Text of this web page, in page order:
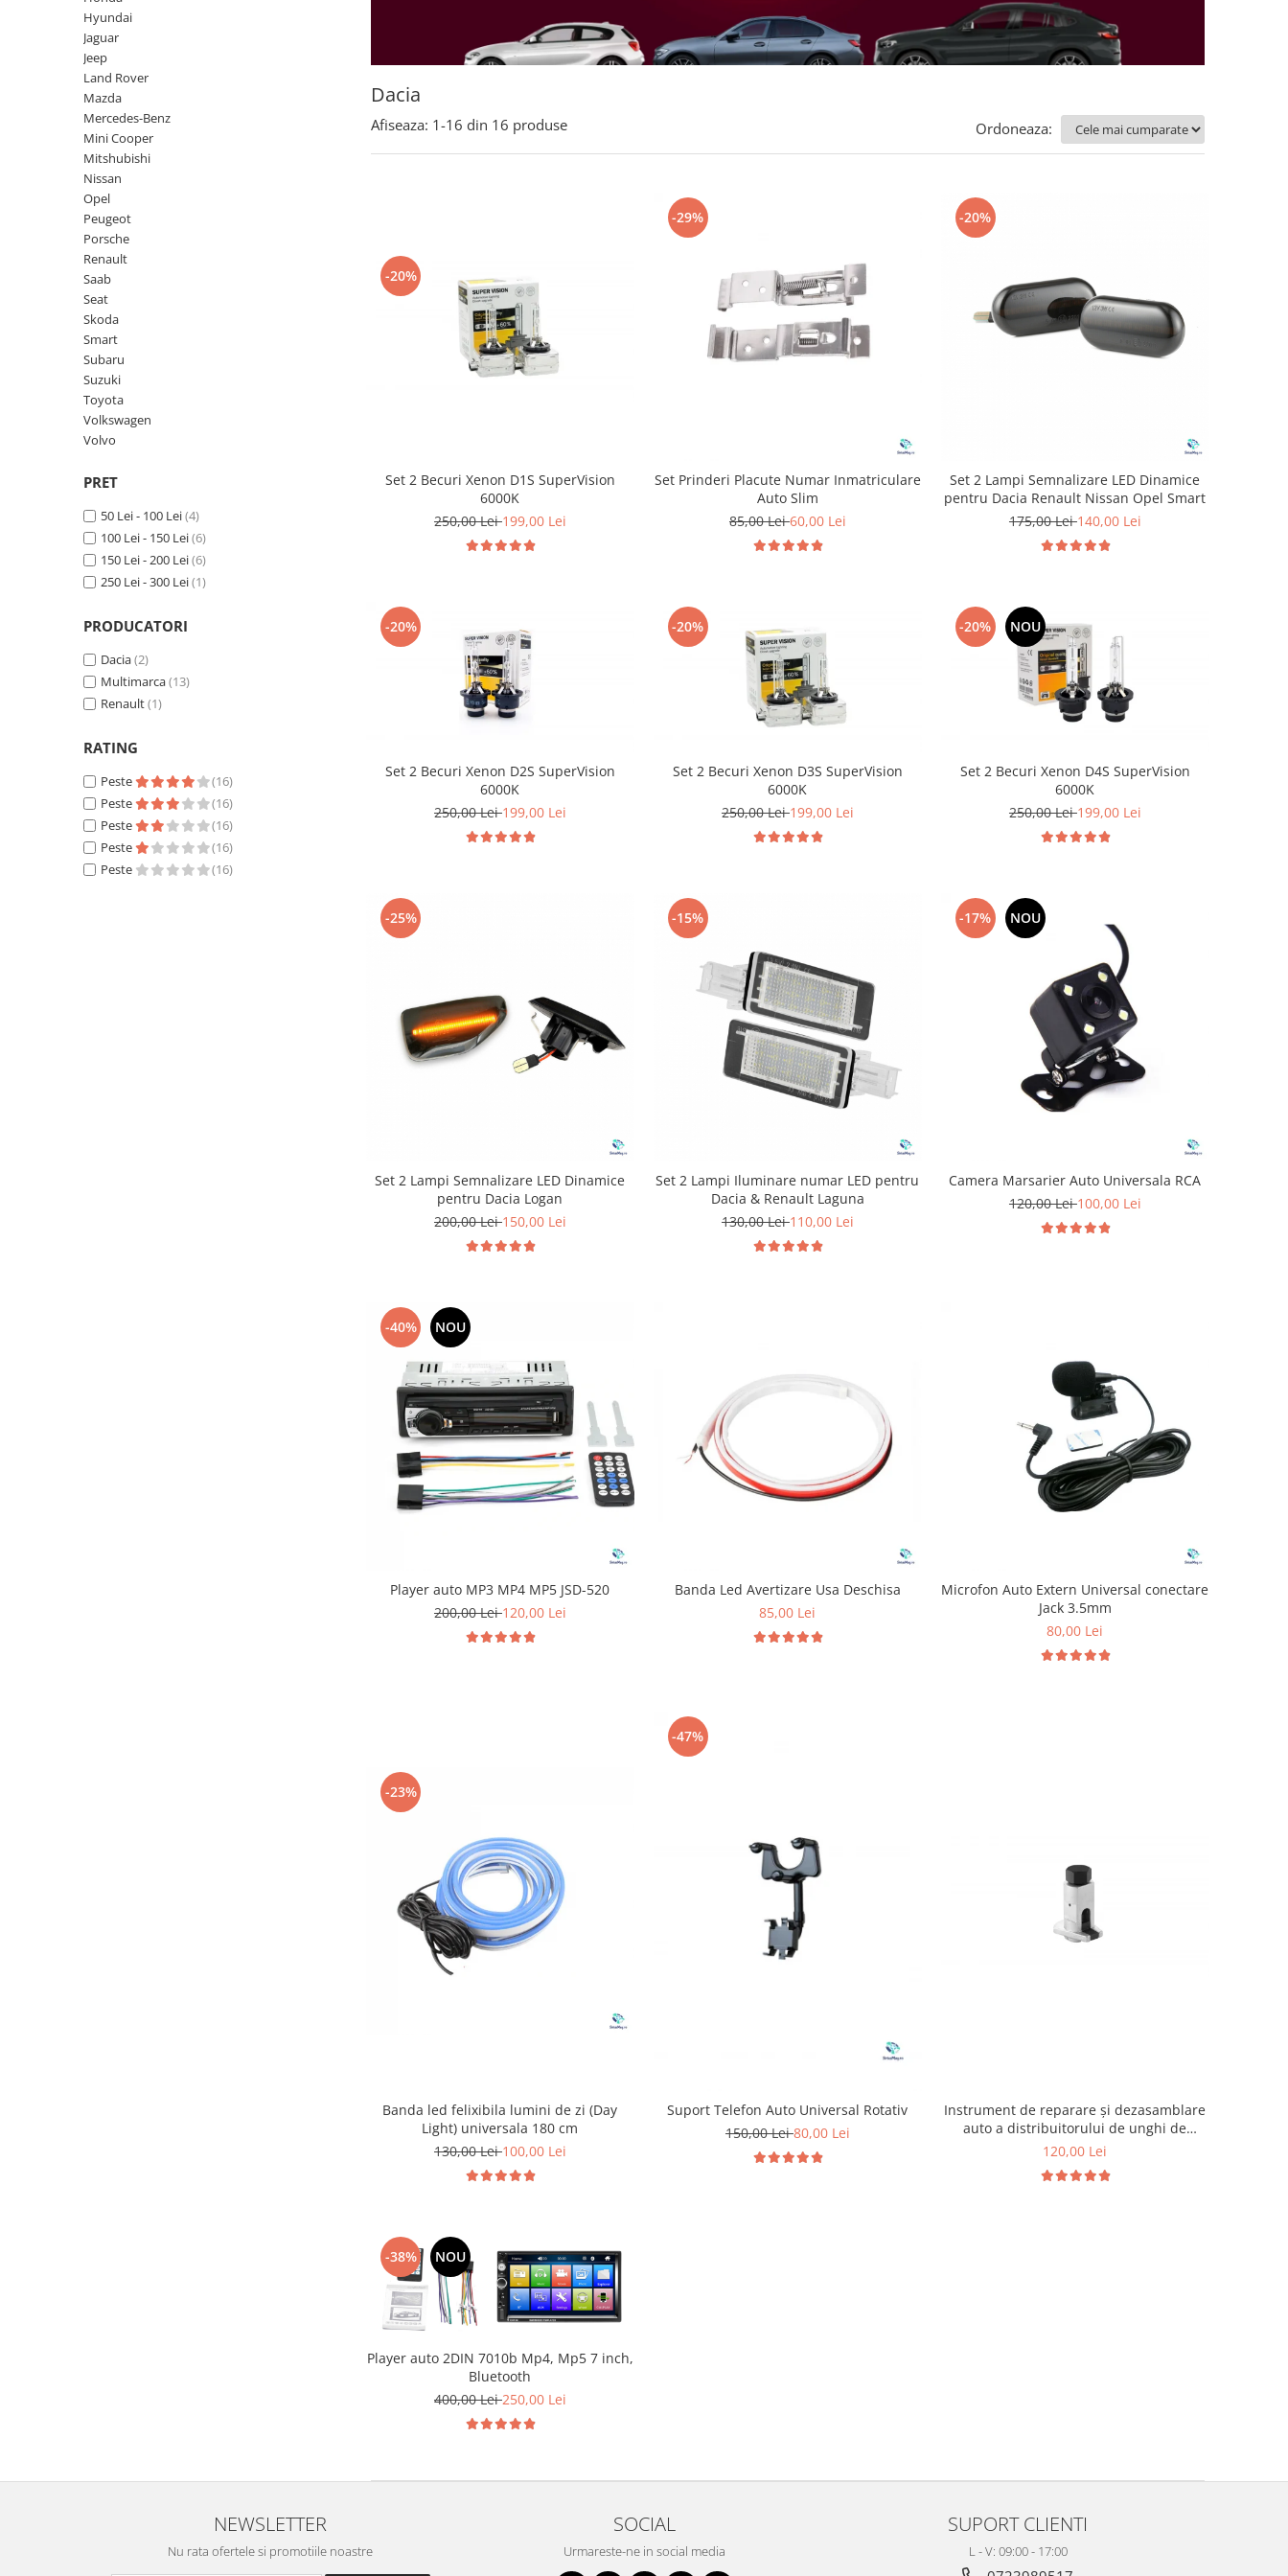
Mercedes-Benz
Mini Cooper
Mitshubishi
Volkswagen
Manson schimbator viteze
Alte accesorii
Ornamente
Piese exterior
Senzori parcare dedicati
Grile aerisire
Camere mers inapoi
Capace oglinzi
Tuning auto
Kituri reparatie
Dopuri anulare clapete admisie
Garnituri galerie admisie BMW
Kit reparatie faruri
Adaptoare auxiliare
Produse cu discount de pana la
Eleron Portbagaj
Dacia
Hyundai
Jaguar
Jeep
Land Rover
Mazda
Mercedes-Benz
Mini Cooper
Mitshubishi
Nissan
Opel
Peugeot
Porsche
Renault
Saab
Seat
Skoda
Smart
Subaru
Suzuki
Toyota
Volkswagen
Volvo
PRET
50 Lei - 100 Lei(4)
100 Lei - 150 Lei(6)
150 Lei - 200 Lei(6)
250 Lei - 300 Lei(1)
PRODUCATORI
Dacia(2)
Multimarca(13)
Renault(1)
RATING
Peste
(16)
Peste
(16)
Peste
(16)
Peste
(16)
Peste
(16)
Afiseaza: 1-16 din 16 produse Ordoneaza:
-20%
Set 2 Becuri Xenon D1S SuperVision
6000K
250,00 Lei199,00 Lei
-29%
Set Prinderi Placute Numar Inmatriculare
Auto Slim
85,00 Lei60,00 Lei
-20%
Set 2 Lampi Semnalizare LED Dinamice
pentru Dacia Renault Nissan Opel Smart
175,00 Lei140,00 Lei
-20%
Set 2 Becuri Xenon D2S SuperVision
6000K
250,00 Lei199,00 Lei
-20%
Set 2 Becuri Xenon D3S SuperVision
6000K
250,00 Lei199,00 Lei
-20% NOU
Set 2 Becuri Xenon D4S SuperVision
6000K
250,00 Lei199,00 Lei
-25%
Set 2 Lampi Semnalizare LED Dinamice
pentru Dacia Logan
200,00 Lei150,00 Lei
-15%
Set 2 Lampi Iluminare numar LED pentru
Dacia & Renault Laguna
130,00 Lei110,00 Lei
-17% NOU
Camera Marsarier Auto Universala RCA
120,00 Lei100,00 Lei
-40% NOU
Player auto MP3 MP4 MP5 JSD-520
200,00 Lei120,00 Lei
Banda Led Avertizare Usa Deschisa
85,00 Lei
Microfon Auto Extern Universal conectare
Jack 3.5mm
80,00 Lei
-23%
Banda led felixibila lumini de zi (Day
Light) universala 180 cm
130,00 Lei100,00 Lei
-47%
Suport Telefon Auto Universal Rotativ
150,00 Lei80,00 Lei
Instrument de reparare și dezasamblare
auto a distribuitorului de unghi de
elevație
120,00 Lei
-38% NOU
Player auto 2DIN 7010b Mp4, Mp5 7 inch,
Bluetooth
400,00 Lei250,00 Lei
NEWSLETTER
Nu rata ofertele si promotiile noastre
SOCIAL
Urmareste-ne in social media
SUPORT CLIENTI
L - V: 09:00 - 17:00